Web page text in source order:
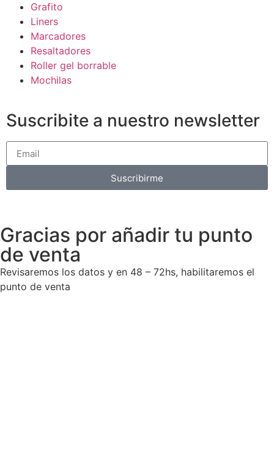
Grafito
Liners
Marcadores
Resaltadores
Roller gel borrable
Mochilas
Suscribite a nuestro newsletter
Suscribirme
Gracias por añadir tu punto
de venta
Revisaremos los datos y en 48 – 72hs, habilitaremos el
punto de venta